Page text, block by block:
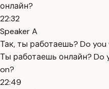
онлайн?
22:32
Speaker A
Так, ты работаешь? Do
Ты работаешь онлайн? Do
on?
22:49